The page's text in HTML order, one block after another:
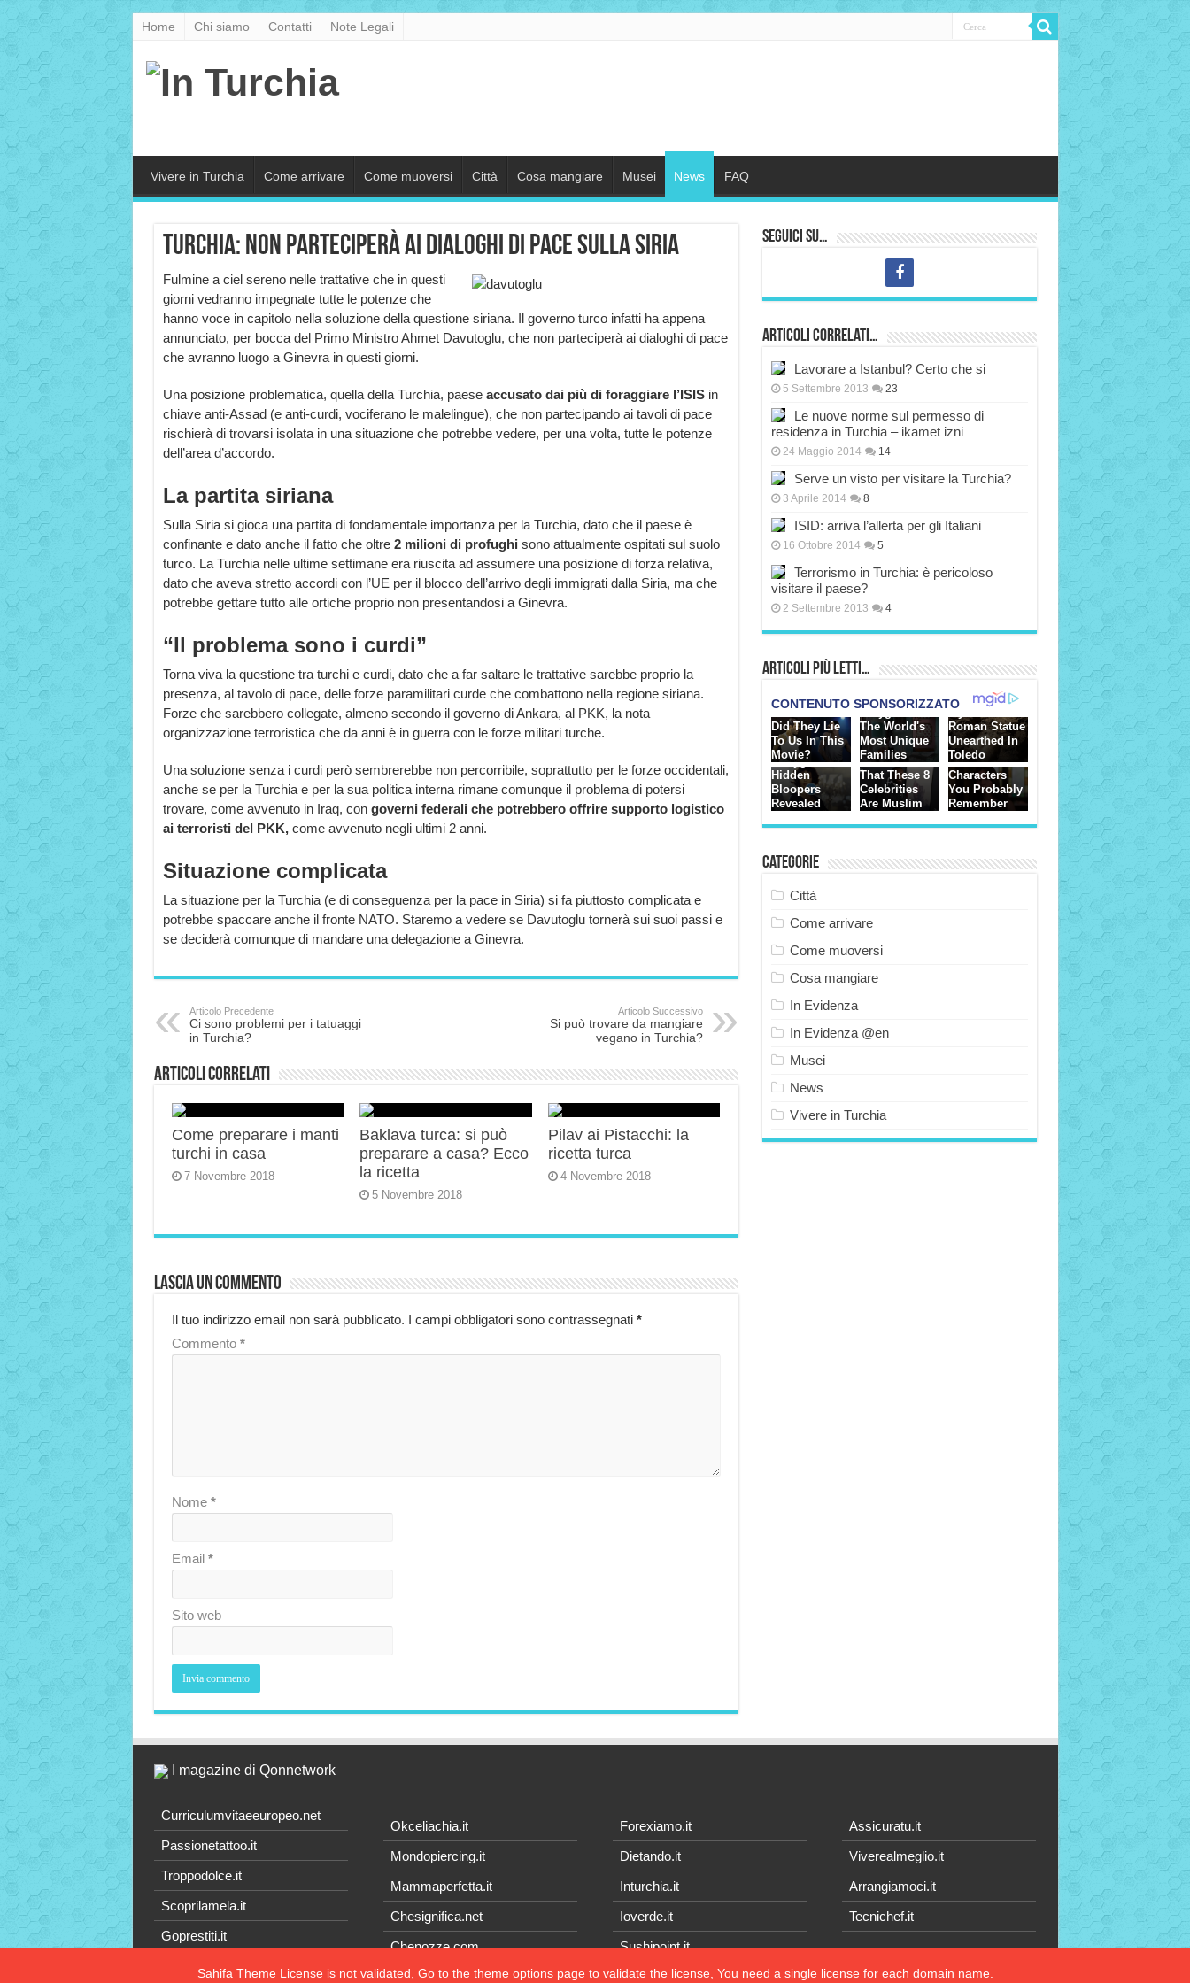
Home Chi siamo Contatti Note Legali
Vivere in Turchia Come arrivare Come muoversi Città Cosa mangiare Musei News FAQ
Turchia: non parteciperà ai dialoghi di pace sulla Siria
Fulmine a ciel sereno nelle trattative che in questi
giorni vedranno impegnate tutte le potenze che
hanno voce in capitolo nella soluzione della questione siriana. Il governo turco infatti ha appena
annunciato, per bocca del Primo Ministro Ahmet Davutoglu, che non parteciperà ai dialoghi di pace
che avranno luogo a Ginevra in questi giorni.
Una posizione problematica, quella della Turchia, paese accusato dai più di foraggiare l’ISIS in
chiave anti-Assad (e anti-curdi, vociferano le malelingue), che non partecipando ai tavoli di pace
rischierà di trovarsi isolata in una situazione che potrebbe vedere, per una volta, tutte le potenze
dell’area d’accordo.
La partita siriana
Sulla Siria si gioca una partita di fondamentale importanza per la Turchia, dato che il paese è
confinante e dato anche il fatto che oltre 2 milioni di profughi sono attualmente ospitati sul suolo
turco. La Turchia nelle ultime settimane era riuscita ad assumere una posizione di forza relativa,
dato che aveva stretto accordi con l’UE per il blocco dell’arrivo degli immigrati dalla Siria, ma che
potrebbe gettare tutto alle ortiche proprio non presentandosi a Ginevra.
“Il problema sono i curdi”
Torna viva la questione tra turchi e curdi, dato che a far saltare le trattative sarebbe proprio la
presenza, al tavolo di pace, delle forze paramilitari curde che combattono nella regione siriana.
Forze che sarebbero collegate, almeno secondo il governo di Ankara, al PKK, la nota
organizzazione terroristica che da anni è in guerra con le forze militari turche.
Una soluzione senza i curdi però sembrerebbe non percorribile, soprattutto per le forze occidentali,
anche se per la Turchia e per la sua politica interna rimane comunque il problema di potersi
trovare, come avvenuto in Iraq, con governi federali che potrebbero offrire supporto logistico
ai terroristi del PKK,come avvenuto negli ultimi 2 anni.
Situazione complicata
La situazione per la Turchia (e di conseguenza per la pace in Siria) si fa piuttosto complicata e
potrebbe spaccare anche il fronte NATO. Staremo a vedere se Davutoglu tornerà sui suoi passi e
se deciderà comunque di mandare una delegazione a Ginevra.
Articolo Precedente
Ci sono problemi per i tatuaggi
in Turchia?
Articolo Successivo
Si può trovare da mangiare
vegano in Turchia?
Articoli correlati
Come preparare i manti
turchi in casa
7 Novembre 2018
Baklava turca: si può
preparare a casa? Ecco
la ricetta
5 Novembre 2018
Pilav ai Pistacchi: la
ricetta turca
4 Novembre 2018
Lascia un commento
Il tuo indirizzo email non sarà pubblicato. I campi obbligatori sono contrassegnati *
Commento *
Nome *
Email *
Sito web
Seguici su…
Articoli correlati…
Lavorare a Istanbul? Certo che si
5 Settembre 2013 23
Le nuove norme sul permesso di
residenza in Turchia – ikamet izni
24 Maggio 2014 14
Serve un visto per visitare la Turchia?
3 Aprile 2014 8
ISID: arriva l’allerta per gli Italiani
16 Ottobre 2014 5
Terrorismo in Turchia: è pericoloso
visitare il paese?
2 Settembre 2013 4
Articoli più Letti…
Categorie
Città
Come arrivare
Come muoversi
Cosa mangiare
In Evidenza
In Evidenza @en
Musei
News
Vivere in Turchia
I magazine di Qonnetwork
Curriculumvitaeeuropeo.net
Passionetattoo.it
Troppodolce.it
Scoprilamela.it
Goprestiti.it
Okceliachia.it
Mondopiercing.it
Mammaperfetta.it
Chesignifica.net
Chenozze.com
Forexiamo.it
Dietando.it
Inturchia.it
Ioverde.it
Sushipoint.it
Assicuratu.it
Viverealmeglio.it
Arrangiamoci.it
Tecnichef.it
Sahifa ThemeLicense is not validated, Go to the theme options page to validate the license, You need a single license for each domain name.